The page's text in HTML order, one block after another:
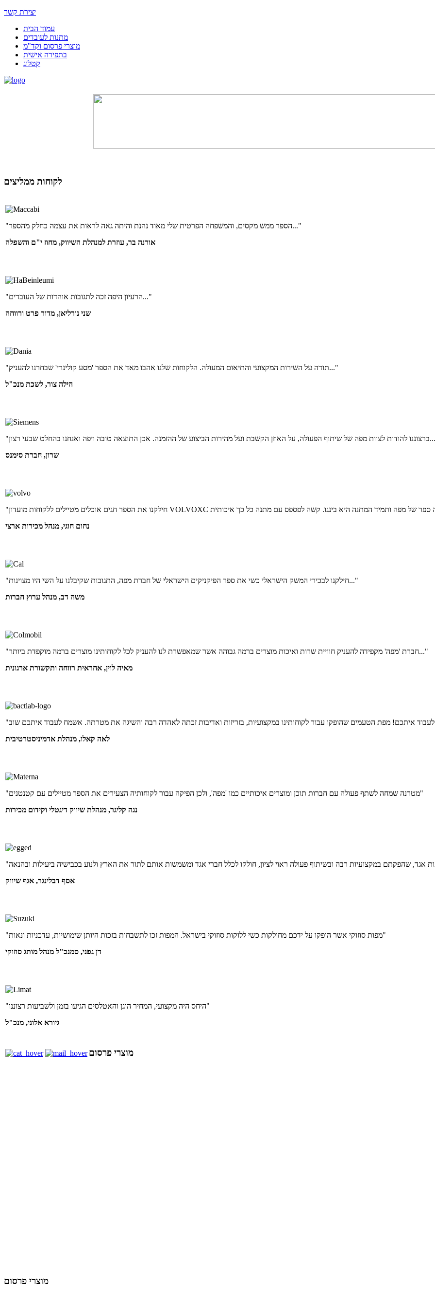
יצירת קשר
עמוד הבית
מתנות לעובדים
מוצרי פרסום וקד"מ
בתפירה אישית
קטלוג
לקוחות ממליצים
"הספר ממש מקסים, והמשפחה הפרטית שלי מאוד נהנת והיתה גאה לראות את עצמה כחלק מהספר..."
אורנה בר, עוזרת למנהלת השיווק, מחוז י"ם והשפלה
"הרעיון היפה זכה לתגובות אוהדות של העובדים..."
שני נורליאן, מדור פרט ורווחה
"תודה על השירות המקצועי והתיאום המעולה. הלקוחות שלנו אהבו מאד את הספר 'מסע קולינרי' שבחרנו להעניק..."
הילה צור, לשכת מנכ"ל
של ההזמנה. אכן התוצאה טובה ויפה ואנחנו בהחלט שבעי רצון..."
שרון, חברת סימנס
נחום חוגי, מנהל מכירות ארצי
"חילקנו לבכירי המשק הישראלי כשי את ספר הפיקניקים הישראלי של חברת מפה, התגובות שקיבלנו על השי היו מצוינות..."
משה דב, מנהל ערוץ חברות
"חברת 'מפה' מקפידה להעניק חוויית שרות ואיכות מוצרים ברמה גבוהה אשר שמאפשרת לנו להעניק לכל לקוחותינו מוצרים ברמה מוקפדת ביותר..."
מאיה לוין, אחראית רווחה ותקשורת ארגונית
לאה קאלו, מנהלת אדמיניסטרטיבית
"מטרנה שמחה לשתף פעולה עם חברות תוכן ומוצרים איכותיים כמו 'מפה', ולכן הפיקה עבור לקוחותיה הצעירים את הספר מטיילים עם קטנטנים"
נגה קליגר, מנהלת שיווק דיגטלי וקידום מכירות
אסף דבלינגר, אגף שיווק
"מפות סוזוקי אשר הופקו על ידכם מחולקות כשי ללוקות סוזוקי בישראל. המפות זכו לתשבחות בזכות היותן שימושיות, עדכניות ונאות"
דן גפני, סמנכ"ל מנהל מותג סוזוקי
"היחס היה מקצועי, המחיר הוגן והאטלסים הגיעו בזמן ולשביעות רצוננו"
גיורא אלוני, מנכ"ל
מוצרי פרסום
מוצרי פרסום